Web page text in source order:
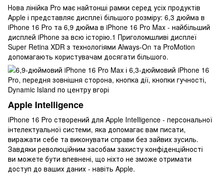
Нова лінійка Pro має найтонші рамки серед усіх продуктів
Apple і представляє дисплеї більшого розміру: 6,3 дюйма в
iPhone 16 Pro та 6,9 дюйма в iPhone 16 Pro Max - найбільший
дисплей iPhone за всю історію.1 Приголомшливі дисплеї
Super Retina XDR з технологіями Always-On та ProMotion
допомагають користувачам досягати більшого.
Apple Intelligence
iPhone 16 Pro створений для Apple Intelligence - персональної
інтелектуальної системи, яка допомагає вам писати,
виражати себе та виконувати справи без зайвих зусиль.
Завдяки революційним засобам захисту конфіденційності
ви можете бути впевнені, що ніхто не зможе отримати
доступ до ваших даних - навіть Apple.